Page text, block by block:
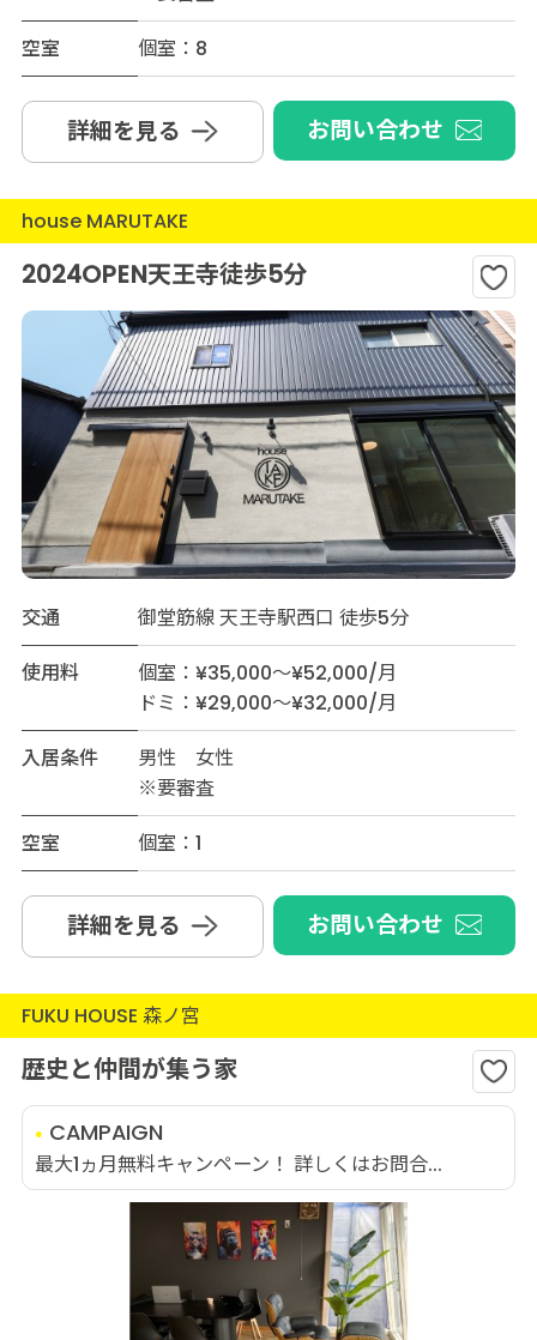
空室
個室：8
詳細を見る お問い合わせ
house MARUTAKE
2024OPEN天王寺徒歩5分
交通
御堂筋線 天王寺駅西口 徒歩5分
使用料
個室：¥35,000～¥52,000/月
ドミ：¥29,000～¥32,000/月
入居条件
男性 女性
※要審査
空室
個室：1
詳細を見る お問い合わせ
FUKU HOUSE 森ノ宮
歴史と仲間が集う家
CAMPAIGN
最大1ヵ月無料キャンペーン！ 詳しくはお問合...